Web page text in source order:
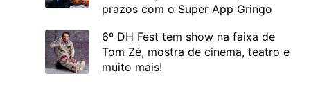
prazos com o Super App Gringo
6º DH Fest tem show na faixa de
Tom Zé, mostra de cinema, teatro e
muito mais!